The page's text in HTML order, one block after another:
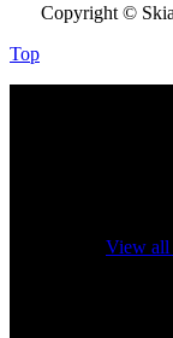
Copyright ©
Top
View all